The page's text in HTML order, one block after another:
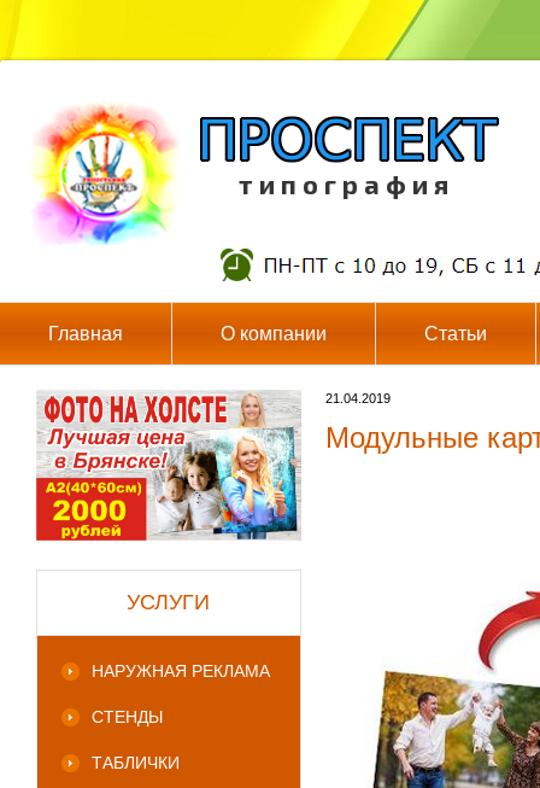
т и п о г р а ф и я
Главная О компании Статьи
УСЛУГИ
НАРУЖНАЯ РЕКЛАМА
СТЕНДЫ
ТАБЛИЧКИ
21.04.2019
Модульные